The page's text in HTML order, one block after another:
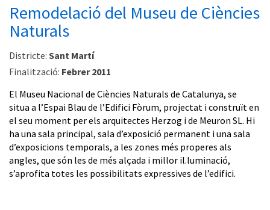
Remodelació del Museu de Ciències
Naturals
Districte: Sant Martí
Finalització: Febrer 2011
El Museu Nacional de Ciències Naturals de Catalunya, se
situa a l’Espai Blau de l’Edifici Fòrum, projectat i construït en
el seu moment per els arquitectes Herzog i de Meuron SL. Hi
ha una sala principal, sala d’exposició permanent i una sala
d’exposicions temporals, a les zones més properes als
angles, que són les de més alçada i millor il.luminació,
s’aprofita totes les possibilitats expressives de l’edifici.